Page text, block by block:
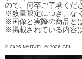
ので、何卒ご了承くだ
※数量限定につき、な
※画像と実際の商品と
※掲載されている内容
© 2026 MARVEL © 2026 CPII